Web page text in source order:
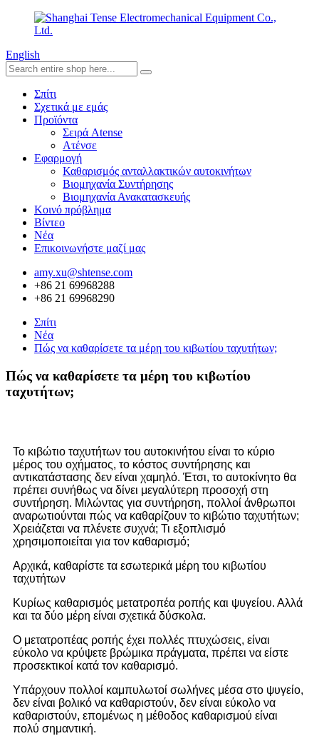
English
Σπίτι
Σχετικά με εμάς
Προϊόντα
Σειρά Atense
Ατένσε
Εφαρμογή
Καθαρισμός ανταλλακτικών αυτοκινήτων
Βιομηχανία Συντήρησης
Βιομηχανία Ανακατασκευής
Κοινό πρόβλημα
Βίντεο
Νέα
Επικοινωνήστε μαζί μας
amy.xu@shtense.com
+86 21 69968288
+86 21 69968290
Σπίτι
Νέα
Πώς να καθαρίσετε τα μέρη του κιβωτίου ταχυτήτων;
Πώς να καθαρίσετε τα μέρη του κιβωτίου
ταχυτήτων;
Το κιβώτιο ταχυτήτων του αυτοκινήτου είναι το κύριο
μέρος του οχήματος, το κόστος συντήρησης και
αντικατάστασης δεν είναι χαμηλό. Έτσι, το αυτοκίνητο θα
πρέπει συνήθως να δίνει μεγαλύτερη προσοχή στη
συντήρηση. Μιλώντας για συντήρηση, πολλοί άνθρωποι
αναρωτιούνται πώς να καθαρίζουν το κιβώτιο ταχυτήτων;
Χρειάζεται να πλένετε συχνά; Τι εξοπλισμό
χρησιμοποιείται για τον καθαρισμό;
Αρχικά, καθαρίστε τα εσωτερικά μέρη του κιβωτίου
ταχυτήτων
Κυρίως καθαρισμός μετατροπέα ροπής και ψυγείου. Αλλά
και τα δύο μέρη είναι σχετικά δύσκολα.
Ο μετατροπέας ροπής έχει πολλές πτυχώσεις, είναι
εύκολο να κρύψετε βρώμικα πράγματα, πρέπει να είστε
προσεκτικοί κατά τον καθαρισμό.
Υπάρχουν πολλοί καμπυλωτοί σωλήνες μέσα στο ψυγείο,
δεν είναι βολικό να καθαριστούν, δεν είναι εύκολο να
καθαριστούν, επομένως η μέθοδος καθαρισμού είναι
πολύ σημαντική.